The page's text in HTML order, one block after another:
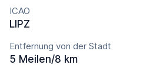
ICAO
LIPZ
Entfernung von der Stadt
5 Meilen/8 km